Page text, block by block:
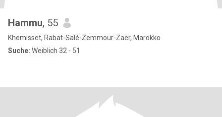
Hammu, 55
Khemisset, Rabat-Salé-Zemmour-Zaër, Marokko
Suche: Weiblich 32 - 51